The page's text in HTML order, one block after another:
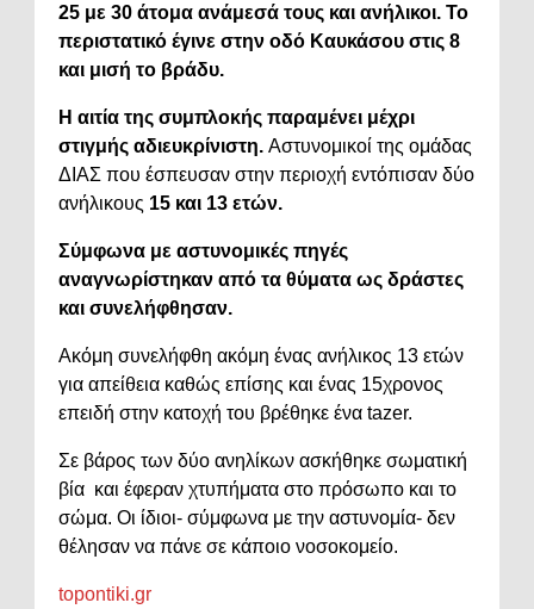
25 με 30 άτομα ανάμεσά τους και ανήλικοι. Το
περιστατικό έγινε στην οδό Καυκάσου στις 8
και μισή το βράδυ.
Η αιτία της συμπλοκής παραμένει μέχρι
στιγμής αδιευκρίνιστη. Αστυνομικοί της ομάδας
ΔΙΑΣ που έσπευσαν στην περιοχή εντόπισαν δύο
ανήλικους 15 και 13 ετών.
Σύμφωνα με αστυνομικές πηγές
αναγνωρίστηκαν από τα θύματα ως δράστες
και συνελήφθησαν.
Ακόμη συνελήφθη ακόμη ένας ανήλικος 13 ετών
για απείθεια καθώς επίσης και ένας 15χρονος
επειδή στην κατοχή του βρέθηκε ένα tazer.
Σε βάρος των δύο ανηλίκων ασκήθηκε σωματική
βία και έφεραν χτυπήματα στο πρόσωπο και το
σώμα. Οι ίδιοι- σύμφωνα με την αστυνομία- δεν
θέλησαν να πάνε σε κάποιο νοσοκομείο.
topontiki.gr